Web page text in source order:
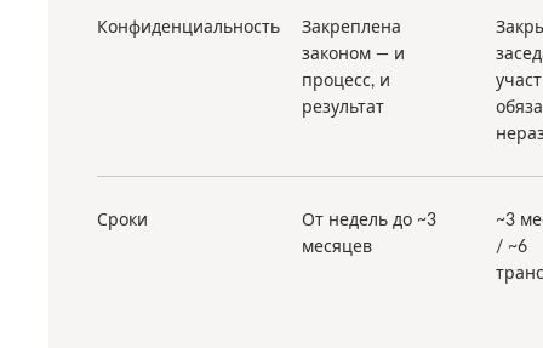
Конфиденциальность
Закреплена
законом — и
процесс, и
результат
Сроки
От недель до ~3
месяцев
~3
/ ~6